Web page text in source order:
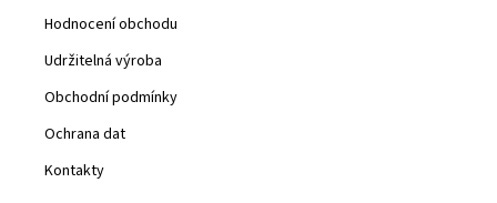
Hodnocení obchodu
Udržitelná výroba
Obchodní podmínky
Ochrana dat
Kontakty